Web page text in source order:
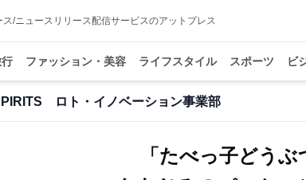
ス/ニュースリリース配信サービスのアットプレス
ファッション・美容 ライフスタイル スポーツ ビ
ロト・イノベーション事業部
「たべっ子どう